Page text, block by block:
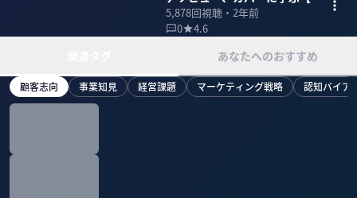
口一希⑦】
5,878回視聴・ 2年前
0
4.6
あなたへのおすすめ
顧客志向 事業知見 経営課題 マーケティング戦略 認知バイア